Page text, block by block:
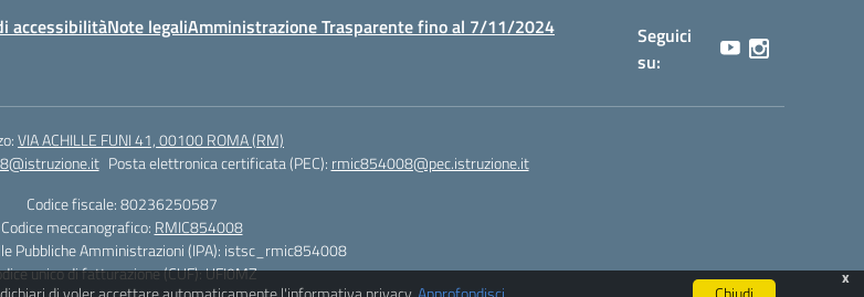
accessibilitàNote legaliAmministrazione Trasparente fino al 7/11/2024
Seguici
su:
VIA ACHILLE FUNI 41, 00100 ROMA (RM)
Posta elettronica certificata (PEC): rmic854008@pec.istruzione.it
Codice fiscale: 80236250587
Codice meccanografico: RMIC854008
Pubbliche Amministrazioni (IPA): istsc_rmic854008
unico di fatturazione (CUF): UFI0MZ
x